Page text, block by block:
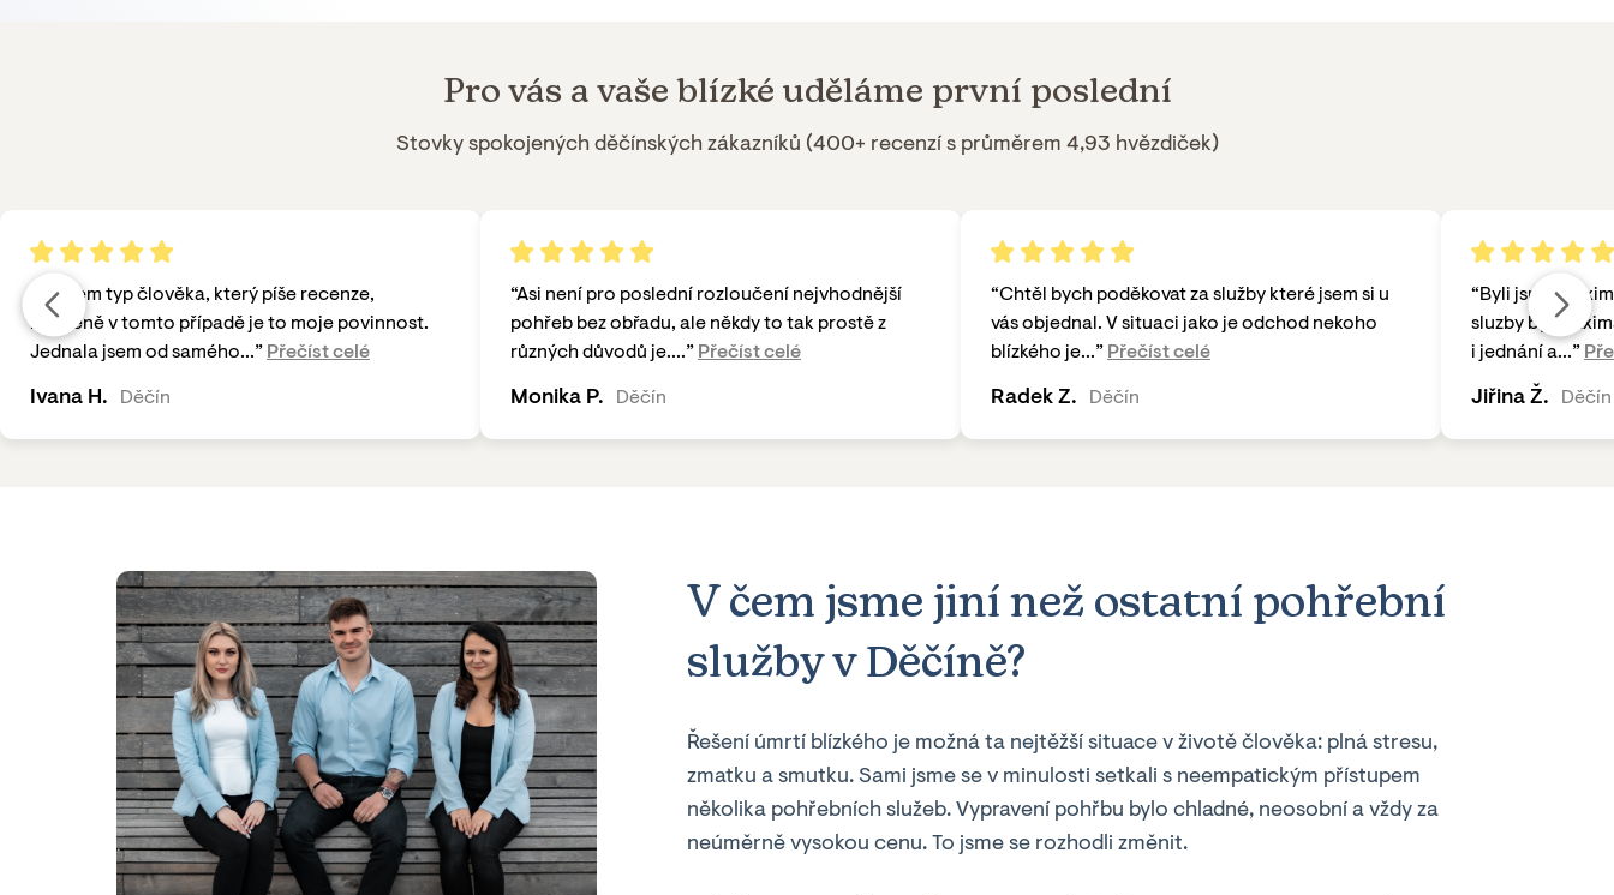
Pro vás a vaše blízké uděláme první poslední
Stovky spokojených děčínských zákazníků (400+ recenzí s průměrem 4,93 hvězdiček)
Nejsem typ člověka, který píše recenze,
nicméně v tomto případě je to moje povinnost.
Jednala jsem od samého...” Přečíst celé
Ivana H. Děčín
“Asi není pro poslední rozloučení nejvhodnější
pohřeb bez obřadu, ale někdy to tak prostě z
různých důvodů je....” Přečíst celé
Monika P. Děčín
“Chtěl bych poděkovat za služby které jsem si u
vás objednal. V situaci jako je odchod nekoho
blízkého je...” Přečíst celé
Radek Z. Děčín
“Byli jsme
sluzby byl
i jednání a...”
Jiřina Ž. Děčín
V čem jsme jiní než ostatní pohřební
služby v Děčíně?
Řešení úmrtí blízkého je možná ta nejtěžší situace v životě člověka: plná stresu,
zmatku a smutku. Sami jsme se v minulosti setkali s neempatickým přístupem
několika pohřebních služeb. Vypravení pohřbu bylo chladné, neosobní a vždy za
neúměrně vysokou cenu. To jsme se rozhodli změnit.